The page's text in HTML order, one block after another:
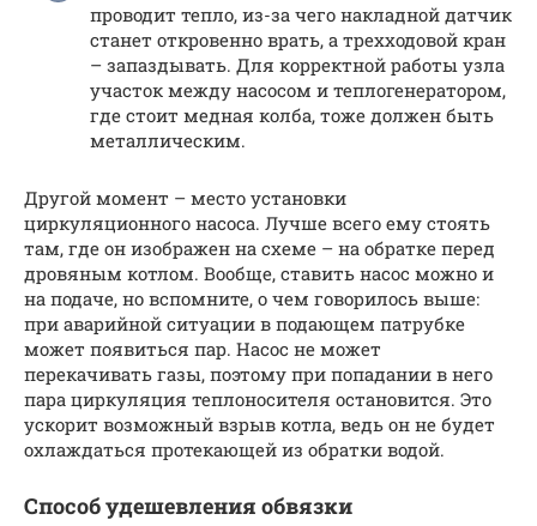
проводит тепло, из-за чего накладной датчик
станет откровенно врать, а трехходовой кран
– запаздывать. Для корректной работы узла
участок между насосом и теплогенератором,
где стоит медная колба, тоже должен быть
металлическим.
Другой момент – место установки
циркуляционного насоса. Лучше всего ему стоять
там, где он изображен на схеме – на обратке перед
дровяным котлом. Вообще, ставить насос можно и
на подаче, но вспомните, о чем говорилось выше:
при аварийной ситуации в подающем патрубке
может появиться пар. Насос не может
перекачивать газы, поэтому при попадании в него
пара циркуляция теплоносителя остановится. Это
ускорит возможный взрыв котла, ведь он не будет
охлаждаться протекающей из обратки водой.
Способ удешевления обвязки